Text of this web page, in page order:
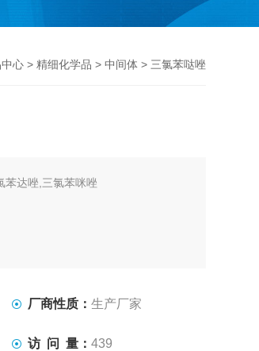
心> 精细化学品 > 中间体> 三氯苯哒唑
苯达唑,三氯苯咪唑
2-甲硫基-1H-苯并咪唑
厂商性质： 生产厂家
访 问 量： 439